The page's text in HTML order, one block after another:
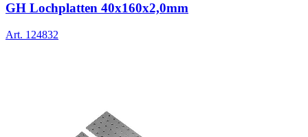
GH Lochplatten 40x160x2,0mm
Art. 124832